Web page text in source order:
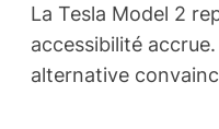
La Tesla Model 2
accessibilité
alternative